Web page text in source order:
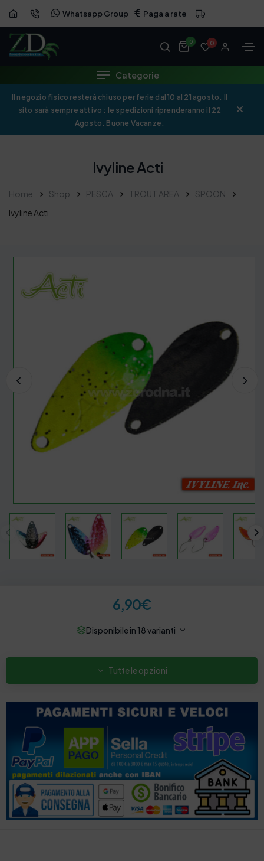
Whatsapp Group Paga a rate
0 0
Categorie
Il negozio fisico resterà chiuso per ferie dal 10 al 21 agosto. Il
sito sarà sempre attivo : le spedizioni riprenderanno il 22
Agosto. Buone Vacanze.
Ivyline Acti
Home Shop PESCA TROUT AREA
SPOON
Ivyline Acti
6,90€
Disponibile in 18 varianti
Tutte le opzioni